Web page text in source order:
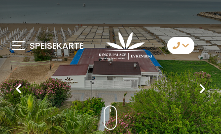
SPEISEKARTE
Kontaktiere Uns
Whatsapp
Telegram
Messenger